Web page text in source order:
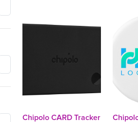
Chipolo CARD Tracker